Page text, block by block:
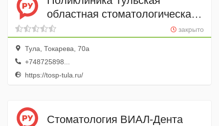
областная стоматологическая
поликлиника
закрыто
Тула, Токарева, 70а
+748725898...
https://tosp-tula.ru/
Стоматология ВИАЛ-Дента